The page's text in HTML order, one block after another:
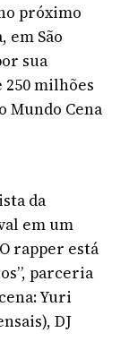
próximo
em São
sua
milhões
Mundo Cena
da
em um
rapper está
parceria
Yuri
DJ